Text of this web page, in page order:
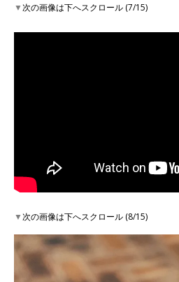
▼次の画像は下へスクロール (7/15)
▼次の画像は下へスクロール (8/15)